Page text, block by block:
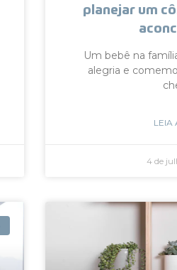
planejar um
Um bebê na
alegria e
LEIA
4 de